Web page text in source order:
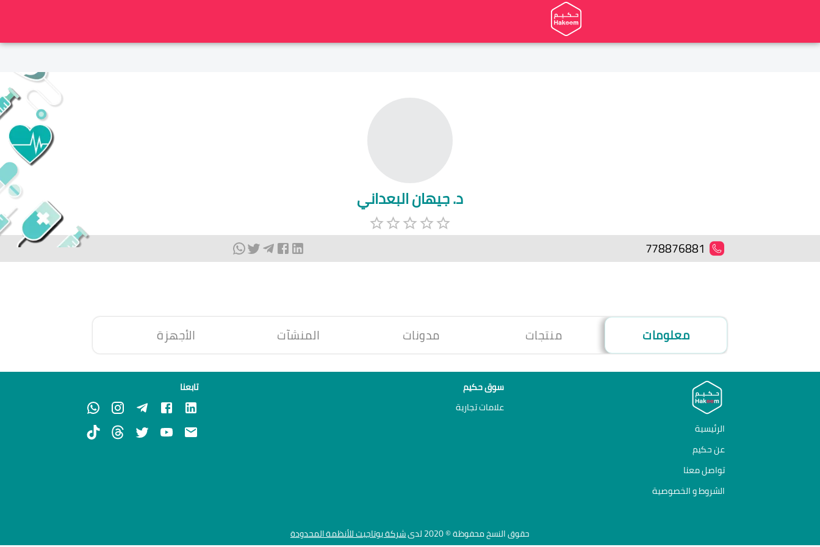
د. جيهان البعداني
778876881
معلومات منتجات مدونات المنشآت الأجهزة
الرئيسية
عن حكيم
تواصل معنا
الشروط و الخصوصية
سوق حكيم
علامات تجارية
تابعنا
حقوق النسخ محفوظة © 2020 لدى شركة يوتاجيت للأنظمة المحدودة